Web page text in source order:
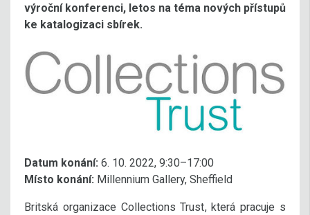
výroční konferenci, letos na téma nových přístupů
ke katalogizaci sbírek.
Datum konání: 6. 10. 2022, 9:30–17:00
Místo konání: Millennium Gallery, Sheffield
Britská organizace Collections Trust, která pracuje s